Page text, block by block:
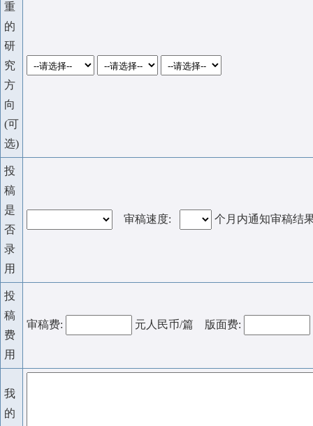
重
的
研
究
方
向
(可
选)
投
稿
是
否
录
用
审稿速度: 个月内通知审稿结
投
稿
费
用
审稿费: 元人民币/篇 版面费:
我
的